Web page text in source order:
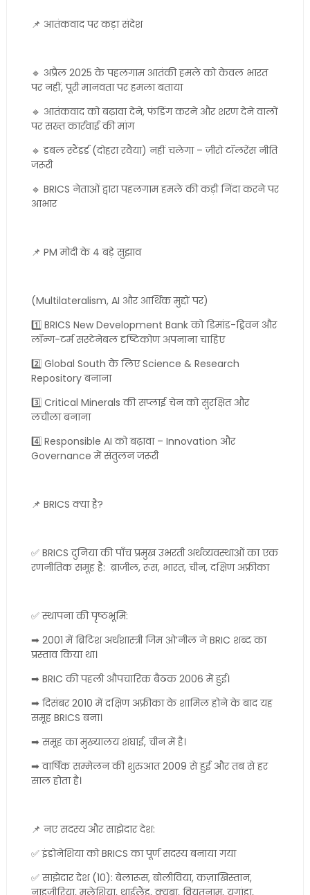
📌 आतंकवाद पर कड़ा संदेश
🔹 अप्रैल 2025 के पहलगाम आतंकी हमले को केवल भारत
पर नहीं, पूरी मानवता पर हमला बताया
🔹 आतंकवाद को बढ़ावा देने, फंडिंग करने और शरण देने वालों
पर सख्त कार्रवाई की मांग
🔹 डबल स्टैंडर्ड (दोहरा रवैया) नहीं चलेगा – ज़ीरो टॉलरेंस नीति
जरूरी
🔹 BRICS नेताओं द्वारा पहलगाम हमले की कड़ी निंदा करने पर
आभार
📌 PM मोदी के 4 बड़े सुझाव
(Multilateralism, AI और आर्थिक मुद्दों पर)
1️⃣ BRICS New Development Bank को डिमांड-ड्रिवन और
लॉन्ग-टर्म सस्टेनेबल दृष्टिकोण अपनाना चाहिए
2️⃣ Global South के लिए Science & Research
Repository बनाना
3️⃣ Critical Minerals की सप्लाई चेन को सुरक्षित और
लचीला बनाना
4️⃣ Responsible AI को बढ़ावा – Innovation और
Governance में संतुलन जरूरी
📌 BRICS क्या है?
✅ BRICS दुनिया की पाँच प्रमुख उभरती अर्थव्यवस्थाओं का एक
रणनीतिक समूह है: ब्राजील, रूस, भारत, चीन, दक्षिण अफ्रीका
✅ स्थापना की पृष्ठभूमि:
➡ 2001 में ब्रिटिश अर्थशास्त्री जिम ओ’नील ने BRIC शब्द का
प्रस्ताव किया था।
➡ BRIC की पहली औपचारिक बैठक 2006 में हुई।
➡ दिसंबर 2010 में दक्षिण अफ्रीका के शामिल होने के बाद यह
समूह BRICS बना।
➡ समूह का मुख्यालय शंघाई, चीन में है।
➡ वार्षिक सम्मेलन की शुरुआत 2009 से हुई और तब से हर
साल होता है।
📌 नए सदस्य और साझेदार देश:
✅ इंडोनेशिया को BRICS का पूर्ण सदस्य बनाया गया
✅ साझेदार देश (10): बेलारूस, बोलीविया, कज़ाखिस्तान,
नाइजीरिया, मलेशिया, थाईलैंड, क्यूबा, वियतनाम, युगांडा,